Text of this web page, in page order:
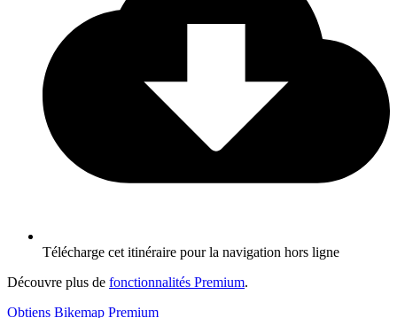
Télécharge cet itinéraire pour la navigation hors ligne
Découvre plus de fonctionnalités Premium.
Obtiens Bikemap Premium